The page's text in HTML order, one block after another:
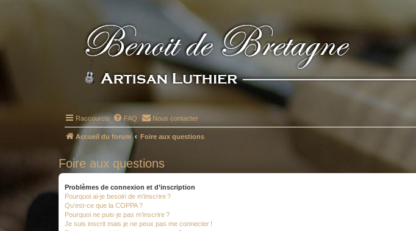
Raccourcis FAQ Nous contacter
Accueil du forum Foire aux questions
Foire aux questions
Problèmes de connexion et d’inscription
Pourquoi ai-je besoin de m’inscrire ?
Qu’est-ce que la COPPA ?
Pourquoi ne puis-je pas m’inscrire ?
Je suis inscrit mais je ne peux pas me connecter !